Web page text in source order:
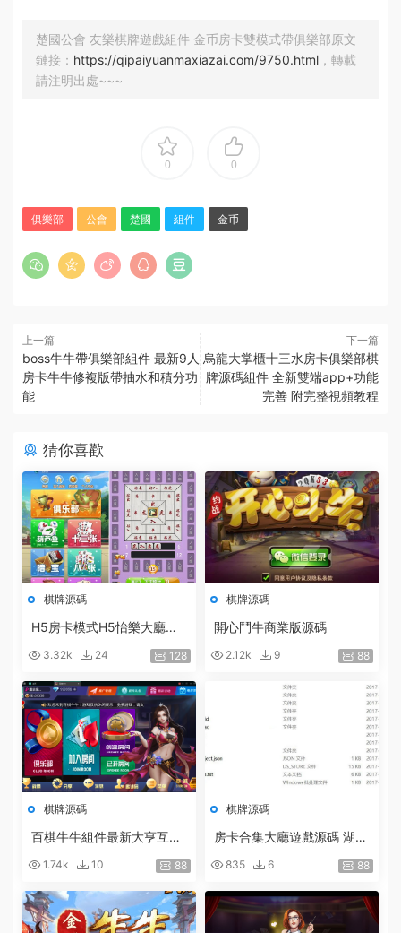
楚國公會 友樂棋牌遊戲組件 金币房卡雙模式帶俱樂部原文
鏈接： https://qipaiyuanmaxiazai.com/9750.html ，轉載
請注明出處~~~
0 0
俱樂部 公會 楚國 組件 金币
上一篇
boss牛牛帶俱樂部組件 最新9人
房卡牛牛修複版帶抽水和積分功
能
下一篇
烏龍大掌櫃十三水房卡俱樂部棋
牌源碼組件 全新雙端app+功能
完善 附完整視頻教程
猜你喜歡
棋牌源碼
H5房卡模式H5怡樂大廳
_炸金花房卡遊戲
3.32k 24 128
棋牌源碼
開心鬥牛商業版源碼
2.12k 9 88
棋牌源碼
百棋牛牛組件最新大亨互娛
下載
1.74k 10 88
棋牌源碼
房卡合集大廳遊戲源碼 湖南
牛房卡遊戲 跑得快房卡遊戲
源代碼
835 6 88